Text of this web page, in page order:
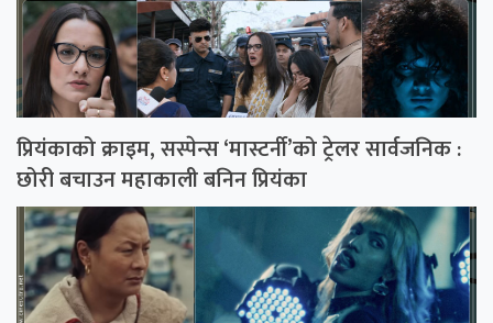
प्रियंकाको क्राइम, सस्पेन्स ‘मास्टर्नी’को ट्रेलर सार्वजनिक :
छोरी बचाउन महाकाली बनिन प्रियंका